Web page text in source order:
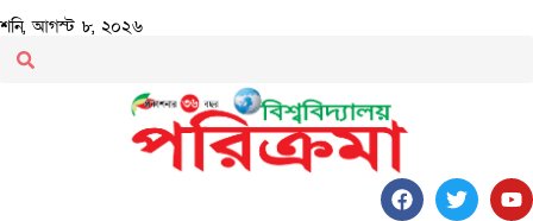
শনি, আগস্ট ৮, ২০২৬